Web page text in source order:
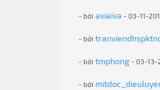
- bởi aviaiva - 03-11-
- bởi
- bởi tmphong- 03-13-
- bởi